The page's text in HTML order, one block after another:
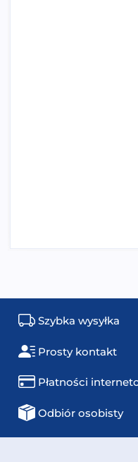
Szybka wysyłka
Prosty kontakt
Płatności
Odbiór osobisty